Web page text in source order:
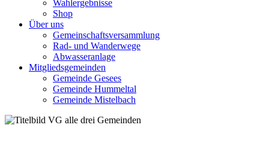
Wahlergebnisse
Shop
Über uns
Gemeinschaftsversammlung
Rad- und Wanderwege
Abwasseranlage
Mitgliedsgemeinden
Gemeinde Gesees
Gemeinde Hummeltal
Gemeinde Mistelbach